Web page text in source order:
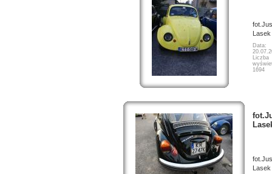
Lasek
Data:
Liczba
1694
Lasek